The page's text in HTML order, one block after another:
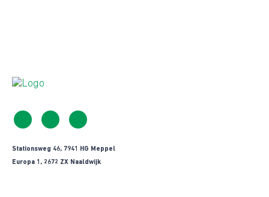
Stationsweg 46, 7941 HG Meppel
Europa 1, 2672 ZX Naaldwijk